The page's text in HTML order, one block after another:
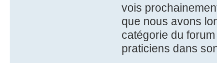
vois
que nous avons
catégorie du
praticiens dans